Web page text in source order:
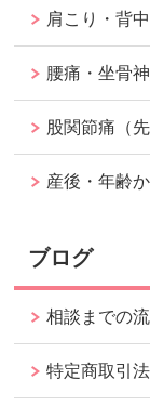
肩こり・背
腰痛・坐骨
股関節痛（
産後・年齢
ブログ
相談までの
特定商取引